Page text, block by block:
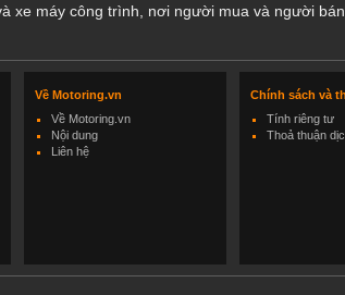
xe máy công trình, nơi người mua và người
Về Motoring.vn
Về Motoring.vn
Nội dung
Liên hệ
Chính sách và
Tính riêng tư
Thoả thuận